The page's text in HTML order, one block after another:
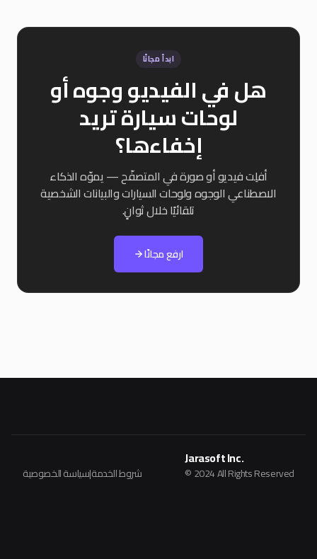
ابدأ مجانًا
هل في الفيديو وجوه أو
لوحات سيارة تريد
إخفاءها؟
أفلِت فيديو أو صورة في المتصفّح — يموّه الذكاء
الاصطناعي الوجوه ولوحات السيارات والبيانات الشخصية
تلقائيًا خلال ثوانٍ.
ارفع مجانًا
Jarasoft Inc.
© 2024 All Rights Reserved شروط الخدمة|سياسة الخصوصية